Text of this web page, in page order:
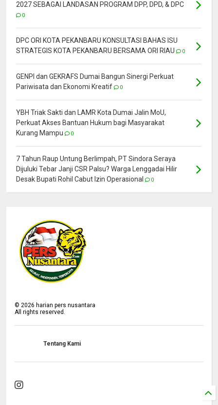
2027 SEBAGAI LANDASAN PROGRAM DPP, DPD, & DPC
0
DPC ORI KOTA PEKANBARU KONSULTASI BAHAS ISU
STRATEGIS KOTA PEKANBARU BERSAMA ORI RIAU
0
GENPI dan GEKRAFS Dumai Bangun Sinergi Perkuat
Pariwisata dan Ekonomi Kreatif
0
YBH Triak Sakti dan LAMR Kota Dumai Jalin MoU,
Perkuat Akses Bantuan Hukum bagi Masyarakat
Kurang Mampu
0
7 Tahun Raup Untung Berlimpah, PT Sindora Seraya
Dijuluki Tebar Janji CSR Palsu? Warga Lenggadai Hilir
Desak Bupati Rohil Cabut Izin Operasional
0
©2026 harian pers nusantara
All rights reserved.
Tentang Kami